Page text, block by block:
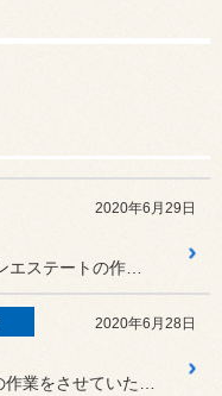
2020年6月29日
2020年6月28日